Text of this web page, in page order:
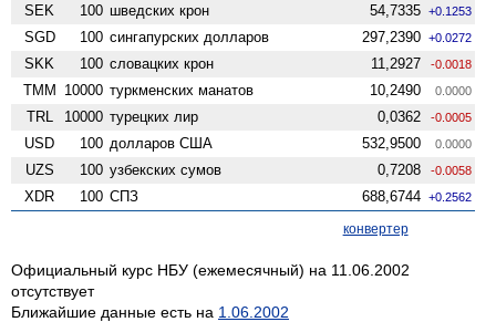
SEK 100 шведских крон 54,7335 +0.1253
SGD 100 сингапурских долларов 297,2390 +0.0272
SKK 100 словацких крон 11,2927 -0.0018
TMM 10000 туркменских манатов 10,2490 0.0000
TRL 10000 турецких лир 0,0362 -0.0005
USD 100 долларов США 532,9500 0.0000
UZS 100 узбекских сумов 0,7208 -0.0058
XDR 100 СПЗ 688,6744 +0.2562
конвертер
Официальный курс НБУ (ежемесячный) на 11.06.2002
отсутствует
Ближайшие данные есть на 1.06.2002